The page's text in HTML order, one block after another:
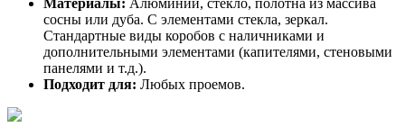
Материалы: Алюминий, стекло, полотна из массива
сосны или дуба. С элементами стекла, зеркал.
Стандартные виды коробов с наличниками и
дополнительными элементами (капителями, стеновыми
панелями и т.д.).
Подходит для: Любых проемов.